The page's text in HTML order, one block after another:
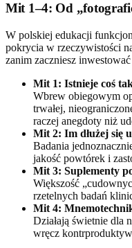
Mit 1–4: Od
W polskiej edukacji
pokrycia w rzeczywistości
zanim zaczniesz
Mit 1: Istnieje coś
Wbrew obiegowym
trwałej,
raczej anegdoty niż
Mit 2: Im dłużej się
Badania
jakość powtórek i
Mit 3: Suplementy
Większość
rzetelnych badań
Mit 4:
Działają świetnie dla
wręcz